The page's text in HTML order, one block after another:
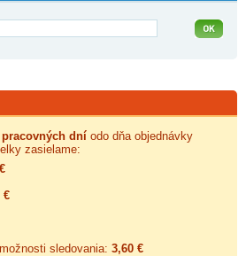
dní odo dňa objednávky
zasielame:
€
sledovania: 3,60 €